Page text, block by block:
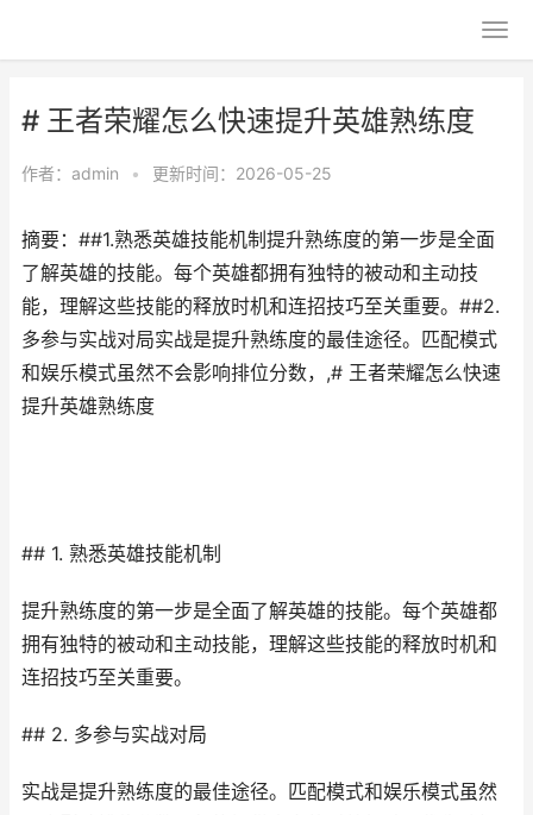
# 王者荣耀怎么快速提升英雄熟练度
作者： admin • 更新时间：2026-05-25
摘要：##1.熟悉英雄技能机制提升熟练度的第一步是全面
了解英雄的技能。每个英雄都拥有独特的被动和主动技
能，理解这些技能的释放时机和连招技巧至关重要。##2.
多参与实战对局实战是提升熟练度的最佳途径。匹配模式
和娱乐模式虽然不会影响排位分数，,# 王者荣耀怎么快速
提升英雄熟练度
## 1. 熟悉英雄技能机制
提升熟练度的第一步是全面了解英雄的技能。每个英雄都
拥有独特的被动和主动技能，理解这些技能的释放时机和
连招技巧至关重要。
## 2. 多参与实战对局
实战是提升熟练度的最佳途径。匹配模式和娱乐模式虽然